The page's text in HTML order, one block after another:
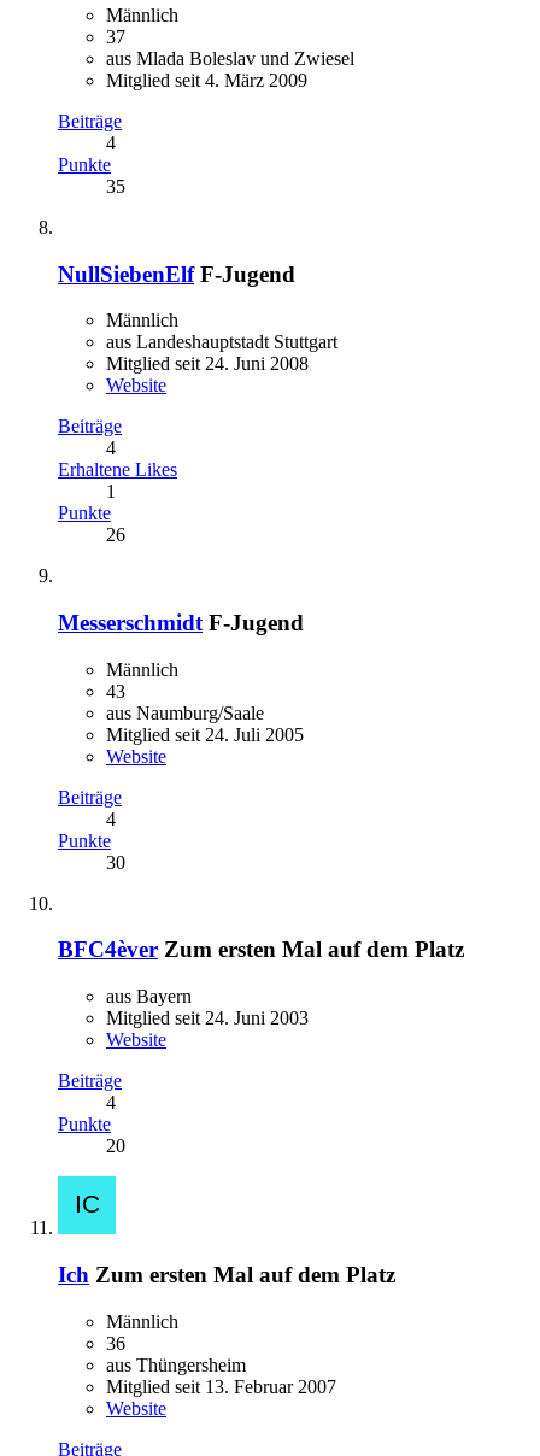
Männlich
37
aus Mlada Boleslav und Zwiesel
Mitglied seit 4. März 2009
Beiträge
4
Punkte
35
NullSiebenElf F-Jugend
Männlich
aus Landeshauptstadt Stuttgart
Mitglied seit 24. Juni 2008
Website
Beiträge
4
Erhaltene Likes
1
Punkte
26
Messerschmidt F-Jugend
Männlich
43
aus Naumburg/Saale
Mitglied seit 24. Juli 2005
Website
Beiträge
4
Punkte
30
BFC4èver Zum ersten Mal auf dem Platz
aus Bayern
Mitglied seit 24. Juni 2003
Website
Beiträge
4
Punkte
20
Ich Zum ersten Mal auf dem Platz
Männlich
36
aus Thüngersheim
Mitglied seit 13. Februar 2007
Website
Beiträge